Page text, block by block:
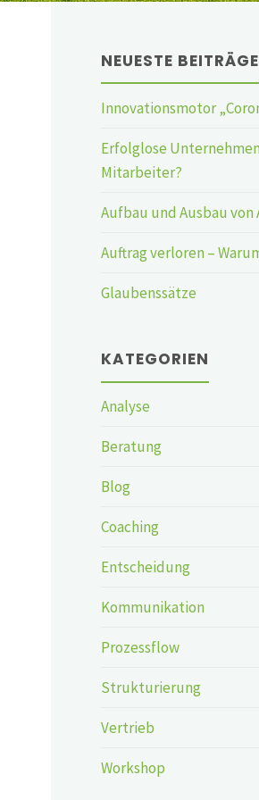
NEUESTE BEITRÄGE
Innovationsmotor
Erfolglose
Mitarbeiter?
Aufbau und Ausbau von
Auftrag verloren –
Glaubenssätze
KATEGORIEN
Analyse
Beratung
Blog
Coaching
Entscheidung
Kommunikation
Prozessflow
Strukturierung
Vertrieb
Workshop